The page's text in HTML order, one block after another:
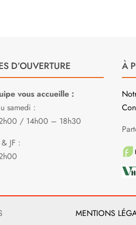
D’OUVERTURE
vous accueille :
samedi :
/ 14h00 – 18h30
JF :
À
MENTIONS